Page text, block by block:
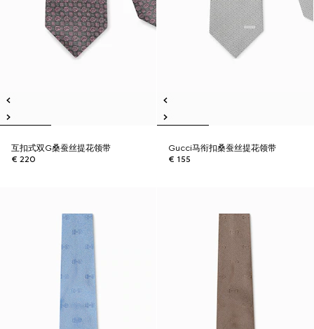
互扣式双G桑蚕丝提花领带
€ 220
Gucci马衔扣桑蚕丝提花领带
€ 155